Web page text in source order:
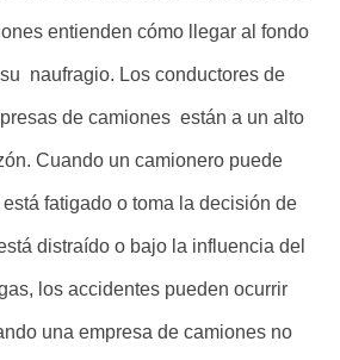
entienden cómo llegar al fondo
naufragio. Los conductores de
de camiones están a un alto
Cuando un camionero puede
fatigado o toma la decisión de
distraído o bajo la influencia del
los accidentes pueden ocurrir
una empresa de camiones no